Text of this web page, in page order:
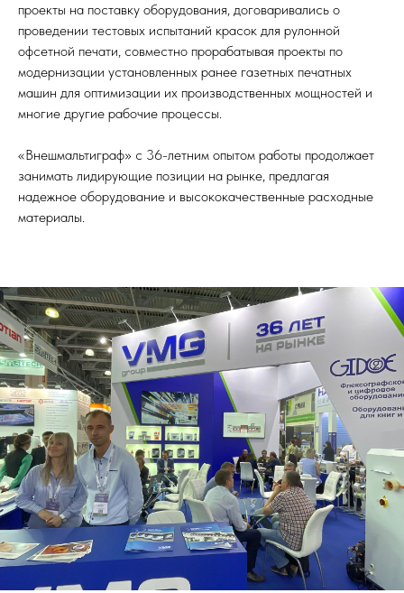
проекты на поставку оборудования, договаривались о
проведении тестовых испытаний красок для рулонной
офсетной печати, совместно прорабатывая проекты по
модернизации установленных ранее газетных печатных
машин для оптимизации их производственных мощностей и
многие другие рабочие процессы.
«Внешмальтиграф» с 36-летним опытом работы продолжает
занимать лидирующие позиции на рынке, предлагая
надежное оборудование и высококачественные расходные
материалы.